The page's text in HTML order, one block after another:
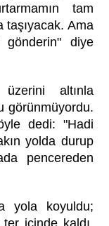
tam
taşıyacak. Ama
gönderin" diye
altınla
görünmüyordu.
dedi: "Hadi
yolda durup
pencereden
yola koyuldu;